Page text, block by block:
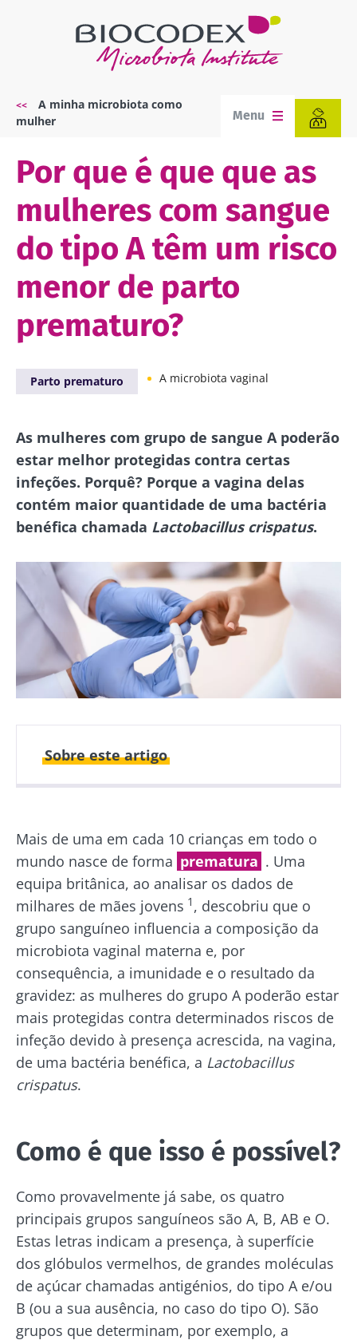
Navegação
estrutural
A minha microbiota como
mulher
Menu
Por que é que que as
mulheres com sangue
do tipo A têm um risco
menor de parto
prematuro?
Parto prematuro A microbiota vaginal
As mulheres com grupo de sangue A poderão
estar melhor protegidas contra certas
infeções. Porquê? Porque a vagina delas
contém maior quantidade de uma bactéria
benéfica chamada Lactobacillus crispatus.
Sobre este artigo
Mais de uma em cada 10 crianças em todo o
mundo nasce de forma prematura . Uma
equipa britânica, ao analisar os dados de
milhares de mães jovens 1 , descobriu que o
grupo sanguíneo influencia a composição da
microbiota vaginal materna e, por
consequência, a imunidade e o resultado da
gravidez: as mulheres do grupo A poderão estar
mais protegidas contra determinados riscos de
infeção devido à presença acrescida, na vagina,
de uma bactéria benéfica, a Lactobacillus
crispatus.
Como é que isso é possível?
Como provavelmente já sabe, os quatro
principais grupos sanguíneos são A, B, AB e O.
Estas letras indicam a presença, à superfície
dos glóbulos vermelhos, de grandes moléculas
de açúcar chamadas antigénios, do tipo A e/ou
B (ou a sua ausência, no caso do tipo O). São
grupos que determinam, por exemplo, a